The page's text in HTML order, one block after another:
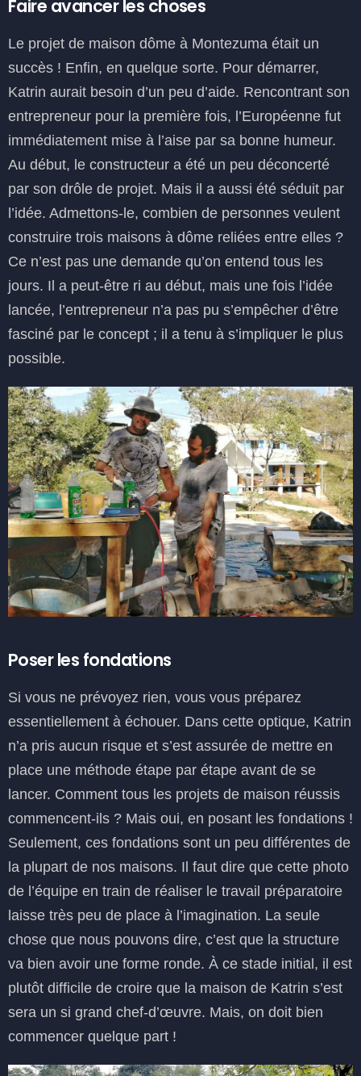
Faire avancer les choses
Le projet de maison dôme à Montezuma était un
succès ! Enfin, en quelque sorte. Pour démarrer,
Katrin aurait besoin d’un peu d’aide. Rencontrant son
entrepreneur pour la première fois, l’Européenne fut
immédiatement mise à l’aise par sa bonne humeur.
Au début, le constructeur a été un peu déconcerté
par son drôle de projet. Mais il a aussi été séduit par
l’idée. Admettons-le, combien de personnes veulent
construire trois maisons à dôme reliées entre elles ?
Ce n’est pas une demande qu’on entend tous les
jours. Il a peut-être ri au début, mais une fois l’idée
lancée, l’entrepreneur n’a pas pu s’empêcher d’être
fasciné par le concept ; il a tenu à s’impliquer le plus
possible.
Poser les fondations
Si vous ne prévoyez rien, vous vous préparez
essentiellement à échouer. Dans cette optique, Katrin
n’a pris aucun risque et s’est assurée de mettre en
place une méthode étape par étape avant de se
lancer. Comment tous les projets de maison réussis
commencent-ils ? Mais oui, en posant les fondations !
Seulement, ces fondations sont un peu différentes de
la plupart de nos maisons. Il faut dire que cette photo
de l’équipe en train de réaliser le travail préparatoire
laisse très peu de place à l’imagination. La seule
chose que nous pouvons dire, c’est que la structure
va bien avoir une forme ronde. À ce stade initial, il est
plutôt difficile de croire que la maison de Katrin s’est
sera un si grand chef-d’œuvre. Mais, on doit bien
commencer quelque part !